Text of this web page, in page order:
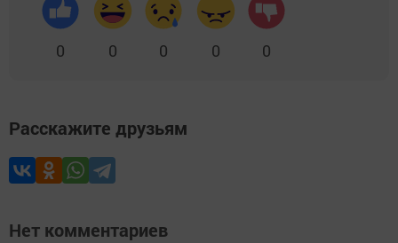
0 0 0 0 0
Расскажите друзьям
Нет комментариев